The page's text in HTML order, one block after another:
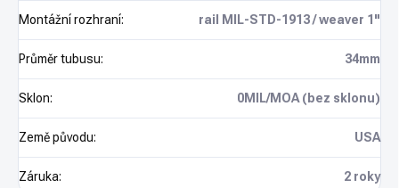
Montážní rozhraní: rail MIL-STD-1913 / weaver 1"
Průměr tubusu: 34mm
Sklon: 0MIL/MOA (bez sklonu)
Země původu: USA
Záruka: 2 roky